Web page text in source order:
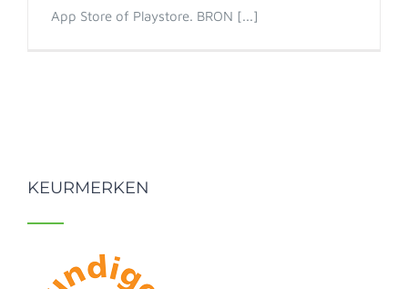
App Store of Playstore. BRON [...]
KEURMERKEN